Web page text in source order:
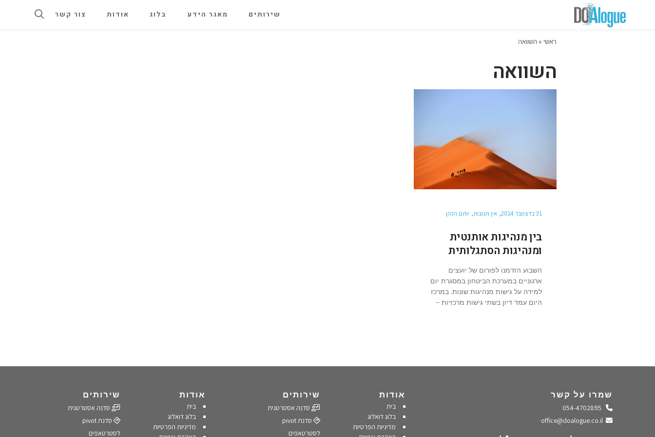
שירותים מאגר הידע בלוג אודות צור קשר
ראשי »השוואה
השוואה
31 בדצמבר 2014 אין תגובות יותם הכהן
בין מנהיגות אותנטית
ומנהיגות הסתגלותית
השבוע הזדמנו לפורום של יועצים
ארגוניים במערכת הביטחון במסגרת יום
למידה על גישות מנהיגות שונות. במרכז
היום עמד דיון בשתי גישות מרכזיות –
שמרו על קשר
התקשרו אלינו
שלחו מייל
אודות
בית
בלוג דואלוג
מדיניות הפרטיות
שירותים
סדנה אסטרטגית
סדנת pivot
לסטרטאפים
אודות
בית
בלוג דואלוג
מדיניות הפרטיות
שירותים
סדנה אסטרטגית
סדנת pivot
לסטרטאפים